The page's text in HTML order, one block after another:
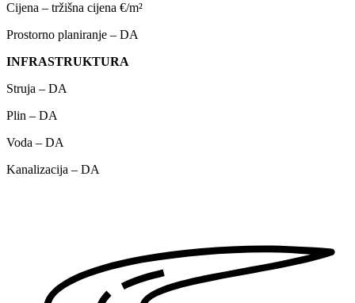
Cijena – tržišna cijena €/m²
Prostorno planiranje – DA
INFRASTRUKTURA
Struja – DA
Plin – DA
Voda – DA
Kanalizacija – DA